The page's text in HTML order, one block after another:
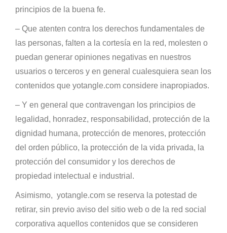
principios de la buena fe.
– Que atenten contra los derechos fundamentales de
las personas, falten a la cortesía en la red, molesten o
puedan generar opiniones negativas en nuestros
usuarios o terceros y en general cualesquiera sean los
contenidos que yotangle.com considere inapropiados.
– Y en general que contravengan los principios de
legalidad, honradez, responsabilidad, protección de la
dignidad humana, protección de menores, protección
del orden público, la protección de la vida privada, la
protección del consumidor y los derechos de
propiedad intelectual e industrial.
Asimismo, yotangle.com se reserva la potestad de
retirar, sin previo aviso del sitio web o de la red social
corporativa aquellos contenidos que se consideren